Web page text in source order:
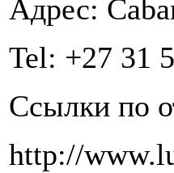
Адрес:
Tel: +27 31
Ссылки по
http://